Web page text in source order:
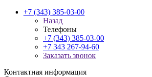
+7 (343) 385-03-00
Назад
Телефоны
+7 (343) 385-03-00
+7 343 267-94-60
Заказать звонок
Контактная информация